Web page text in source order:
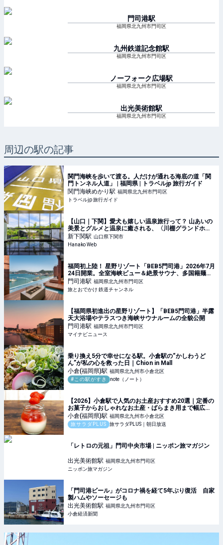
門司港駅
福岡県北九州市門司区
九州鉄道記念館駅
福岡県北九州市門司区
ノーフォーク広場駅
福岡県北九州市門司区
出光美術館駅
福岡県北九州市門司区
周辺の駅の記事
関門海峡を歩いて渡る。人だけが通れる海底の道「関
門トンネル人道」 | 福岡県 | トラベルjp 旅行ガイド
関門海峡めかり駅 福岡県北九州市門司区
トラベルjp 旅行ガイド
【山口｜下関】愛犬も嬉しい温泉旅行って？ 山あいの
美景とグルメと温泉に癒される、〈川棚グランドホテ
ルお多福〉の休日。
新下関駅 山口県下関市
Hanako Web
福岡初上陸！ 星野リゾート「BEB5門司港」2026年7月
24日開業。全室海峡ビュー＆絶景サウナ、多国籍麺ビ
ュッフェにも注目（北九州市門司区） | 旅とおでかけ
鉄道チャンネル
門司港駅 福岡県北九州市門司区
旅とおでかけ 鉄道チャンネル
【福岡県初進出の星野リゾート】「BEB5門司港」半露
天大浴場やテラスつき海峡サウナルームの全貌公開
門司港駅 福岡県北九州市門司区
マイナビニュース
乗り換え5分で幸せになる駅。小倉駅の“かしわうど
ん”が私の心を救った日｜Chion in Mall
小倉(福岡県)駅 福岡県北九州市小倉北区
#この駅がすき
note（ノート）
【2026】小倉駅で人気のお土産おすすめ20選｜定番の
お菓子からおしゃれなお土産・ばらまき用まで幅広く
紹介
小倉(福岡県)駅 福岡県北九州市小倉北区
旅サラダPLUS
旅サラダPLUS｜朝日放送
「レトロの元祖」門司中央市場 | ニッポン旅マガジン
出光美術館駅 福岡県北九州市門司区
ニッポン旅マガジン
「門司港ビール」がコロナ禍を経て5年ぶり復活 自家
製ハムやソーセージも
出光美術館駅 福岡県北九州市門司区
小倉経済新聞